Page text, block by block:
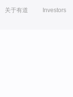
关于有道 Investors